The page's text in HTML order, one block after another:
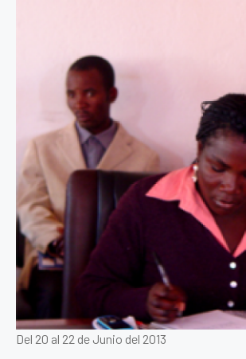
Del 20 al 22 de Junio del 2013